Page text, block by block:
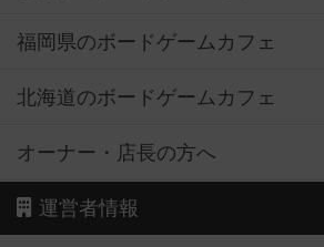
福岡県のボードゲームカフェ
北海道のボードゲームカフェ
オーナー・店長の方へ
運営者情報